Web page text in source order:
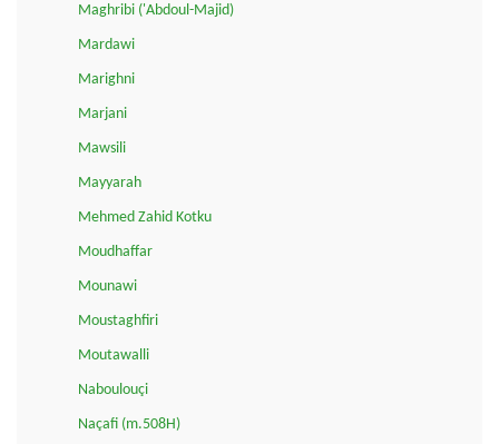
Maghribi ('Abdoul-Majid)
Mardawi
Marighni
Marjani
Mawsili
Mayyarah
Mehmed Zahid Kotku
Moudhaffar
Mounawi
Moustaghfiri
Moutawalli
Naboulouçi
Naçafi (m.508H)